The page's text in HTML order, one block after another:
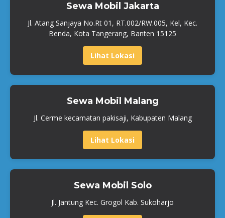
Sewa Mobil Jakarta
Jl. Atang Sanjaya No.Rt 01, RT.002/RW.005, Kel, Kec.
Benda, Kota Tangerang, Banten 15125
Lihat Lokasi
Sewa Mobil Malang
Jl. Cerme kecamatan pakisaji, Kabupaten Malang
Lihat Lokasi
Sewa Mobil Solo
Jl. Jantung Kec. Grogol Kab. Sukoharjo